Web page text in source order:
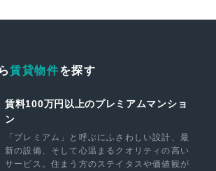
賃貸物件を探す
賃料100万円以上のプレミアムマンショ
ン
「プレミアム」と呼ぶにふさわしい設計、最
新の設備、そして心温まるクオリティの高い
サービス。住まう方のステイタスや価値観が